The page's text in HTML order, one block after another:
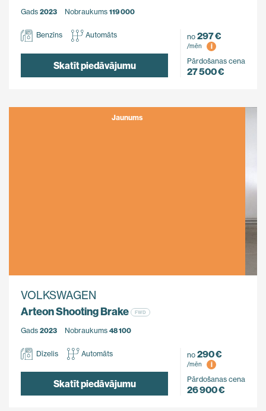
Gads 2023 Nobraukums 119 000
Benzīns Automāts
Skatīt piedāvājumu
no 297 €
/mēn
i
Pārdošanas cena
27 500 €
Jaunums
VOLKSWAGEN
Arteon Shooting Brake
FWD
Gads 2023 Nobraukums 48 100
Dīzelis Automāts
Skatīt piedāvājumu
no 290 €
/mēn
i
Pārdošanas cena
26 900 €